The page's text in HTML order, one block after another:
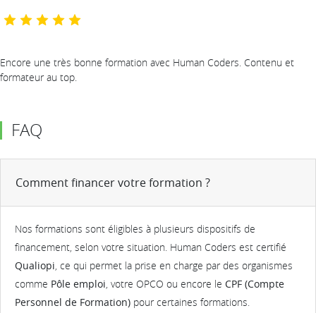
Encore une très bonne formation avec Human Coders. Contenu et
formateur au top.
FAQ
Comment financer votre formation ?
Nos formations sont éligibles à plusieurs dispositifs de
financement, selon votre situation. Human Coders est certifié
Qualiopi, ce qui permet la prise en charge par des organismes
comme Pôle emploi, votre OPCO ou encore le CPF (Compte
Personnel de Formation) pour certaines formations.